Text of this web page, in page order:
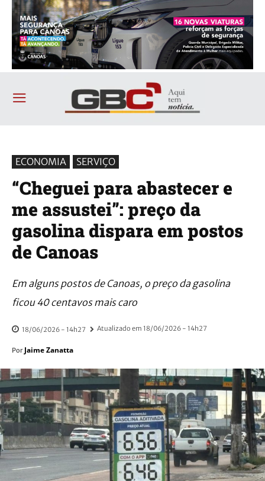
ECONOMIA SERVIÇO
“Cheguei para abastecer e
me assustei”: preço da
gasolina dispara em postos
de Canoas
Em alguns postos de Canoas, o preço da gasolina
ficou 40 centavos mais caro
18/06/2026 - 14h27 Atualizado em 18/06/2026 - 14h27
Por Jaime Zanatta